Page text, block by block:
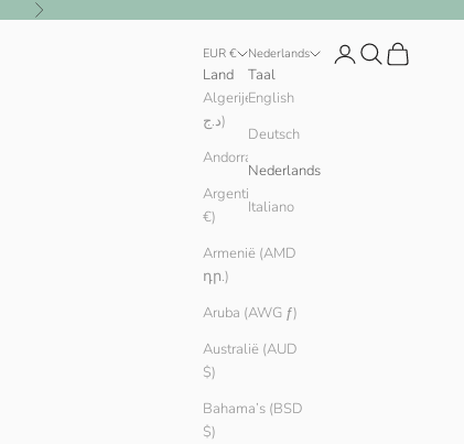
Volgende
EUR €
Land
Algerije (DZD
د.ج)
Andorra (EUR €)
Argentinië (EUR
€)
Armenië (AMD
դր.)
Aruba (AWG ƒ)
Australië (AUD
$)
Bahama’s (BSD
$)
Nederlands
Taal
English
Deutsch
Nederlands
Italiano
InloggenZoeken